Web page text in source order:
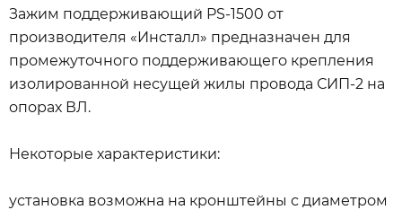
Зажим поддерживающий PS-1500 от
производителя «Инсталл» предназначен для
промежуточного поддерживающего крепления
изолированной несущей жилы провода СИП-2 на
опорах ВЛ.
Некоторые характеристики:
установка возможна на кронштейны с диаметром